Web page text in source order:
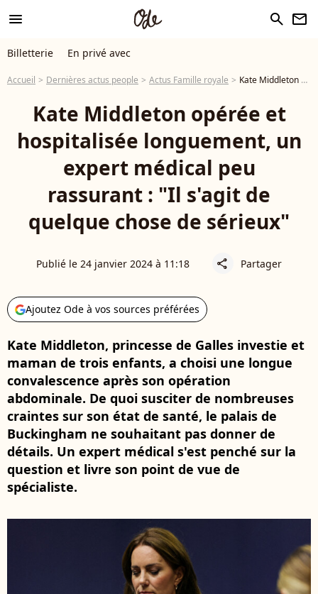
menu search newsletter
Billetterie En privé avec
Accueil Dernières actus people Actus Famille royale Kate Middleton opérée à l'hôpital : réaction d'un médecin à sa longue convalescence
Kate Middleton opérée et
hospitalisée longuement, un
expert médical peu
rassurant : "Il s'agit de
quelque chose de sérieux"
Publié le 24 janvier 2024 à 11:18 share Partager
Ajoutez Ode à vos sources préférées
Kate Middleton, princesse de Galles investie et
maman de trois enfants, a choisi une longue
convalescence après son opération
abdominale. De quoi susciter de nombreuses
craintes sur son état de santé, le palais de
Buckingham ne souhaitant pas donner de
détails. Un expert médical s'est penché sur la
question et livre son point de vue de
spécialiste.